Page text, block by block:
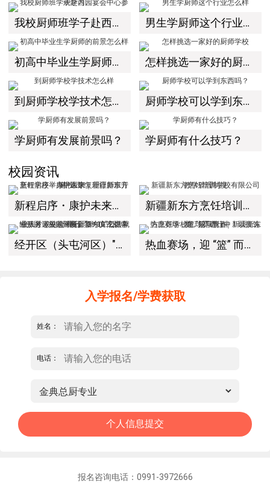
我校厨师班学子赴西园宴会中心参观学习 男生学厨师这个行业怎么样
初高中毕业生学厨师的前景怎么样 怎样挑选一家好的厨师学校
到厨师学校学技术怎么样 厨师学校可以学到东西吗？
学厨师有发展前景吗？ 学厨师有什么技巧？
校园资讯
新程启序・康护未来｜新疆新东方烹饪学校举办中医康复理疗师班开幕仪式！ 新疆新东方烹饪培训学校有限公司教学管理制度
经开区（头屯河区）"3+10"公共就业服务进校园暨新疆新东方烹饪学校人才双选会+校企签约仪式圆满举行 热血赛场，迎 “篮” 而上｜新疆新东方烹饪学校篮球赛进行中！以技筑梦，乐享青春
入学报名/学费获取
姓名：
电话：
报名咨询电话：0991-3972666